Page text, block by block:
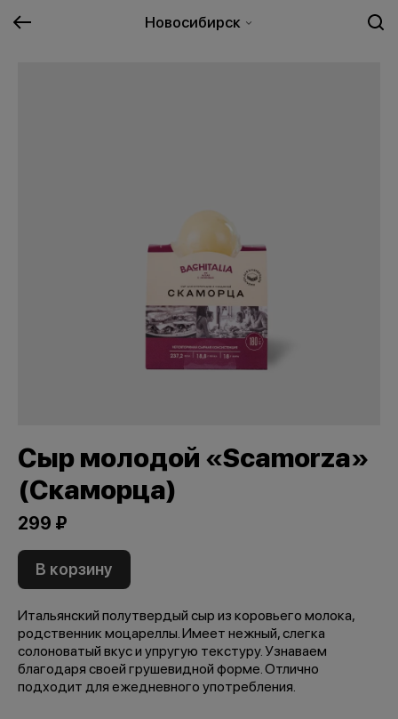
Новосибирск
Сыр молодой «Scamorza»
(Скаморца)
299 ₽
В корзину
Итальянский полутвердый сыр из коровьего молока,
родственник моцареллы. Имеет нежный, слегка
солоноватый вкус и упругую текстуру. Узнаваем
благодаря своей грушевидной форме. Отлично
подходит для ежедневного употребления.